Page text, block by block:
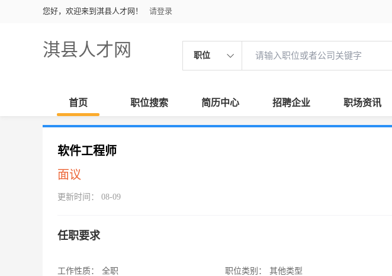
您好，欢迎来到淇县人才网！ 请登录
淇县人才网 职位
首页 职位搜索 简历中心 招聘企业 职场资讯
软件工程师
面议
更新时间： 08-09
任职要求
工作性质：
全职
职位类别：
其他类型